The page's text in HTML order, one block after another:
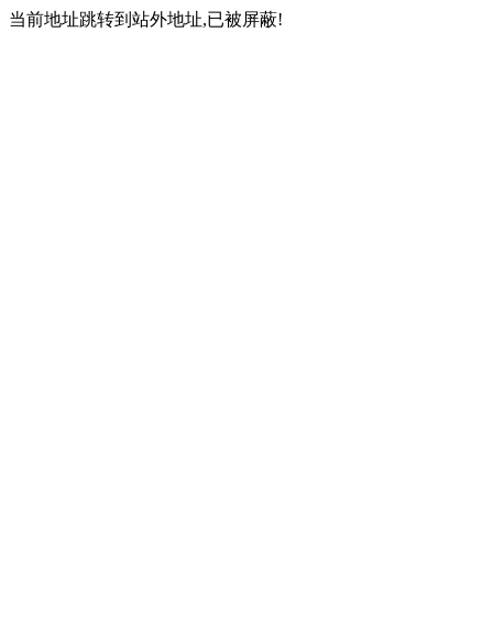
当前地址跳转到站外地址,已被屏蔽!